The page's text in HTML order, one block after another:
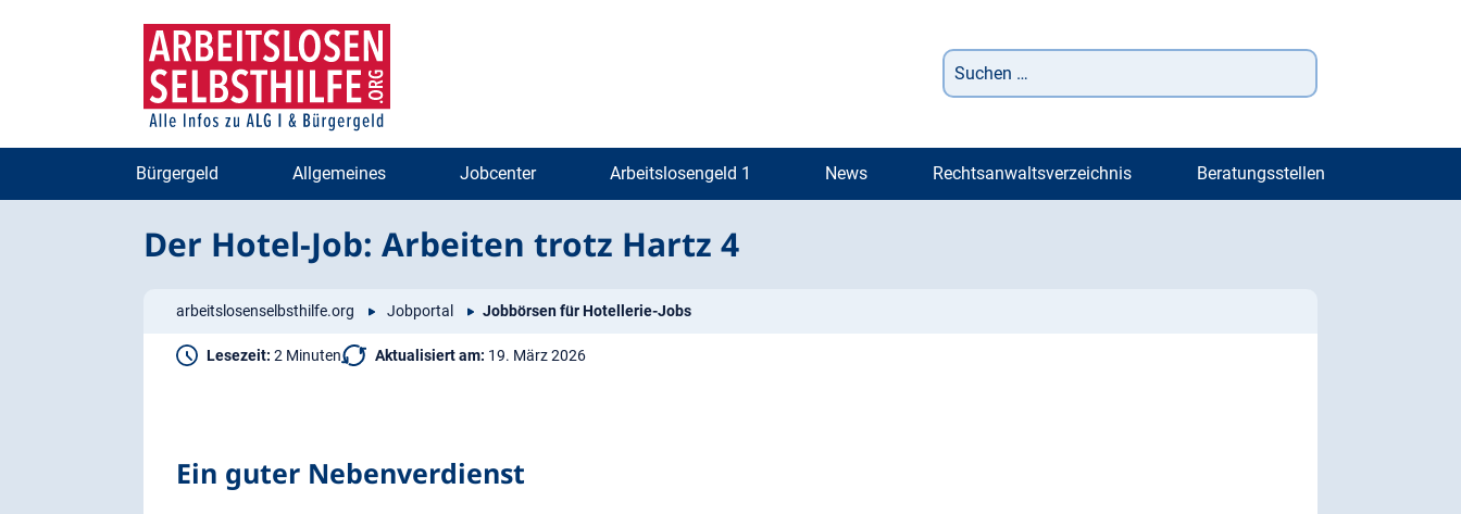
Bürgergeld Allgemeines Jobcenter Arbeitslosengeld 1 News Rechtsanwaltsverzeichnis Beratungsstellen
Der Hotel-Job: Arbeiten trotz Hartz 4
arbeitslosenselbsthilfe.org Jobportal Jobbörsen für Hotellerie-Jobs
Lesezeit: 2 Minuten Aktualisiert am: 19. März 2026
Ein guter Nebenverdienst